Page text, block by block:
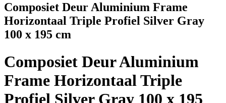
Composiet Deur Aluminium Frame
Horizontaal Triple Profiel Silver Gray
100 x 195 cm
Composiet Deur Aluminium
Frame Horizontaal Triple
Profiel Silver Gray 100 x 195